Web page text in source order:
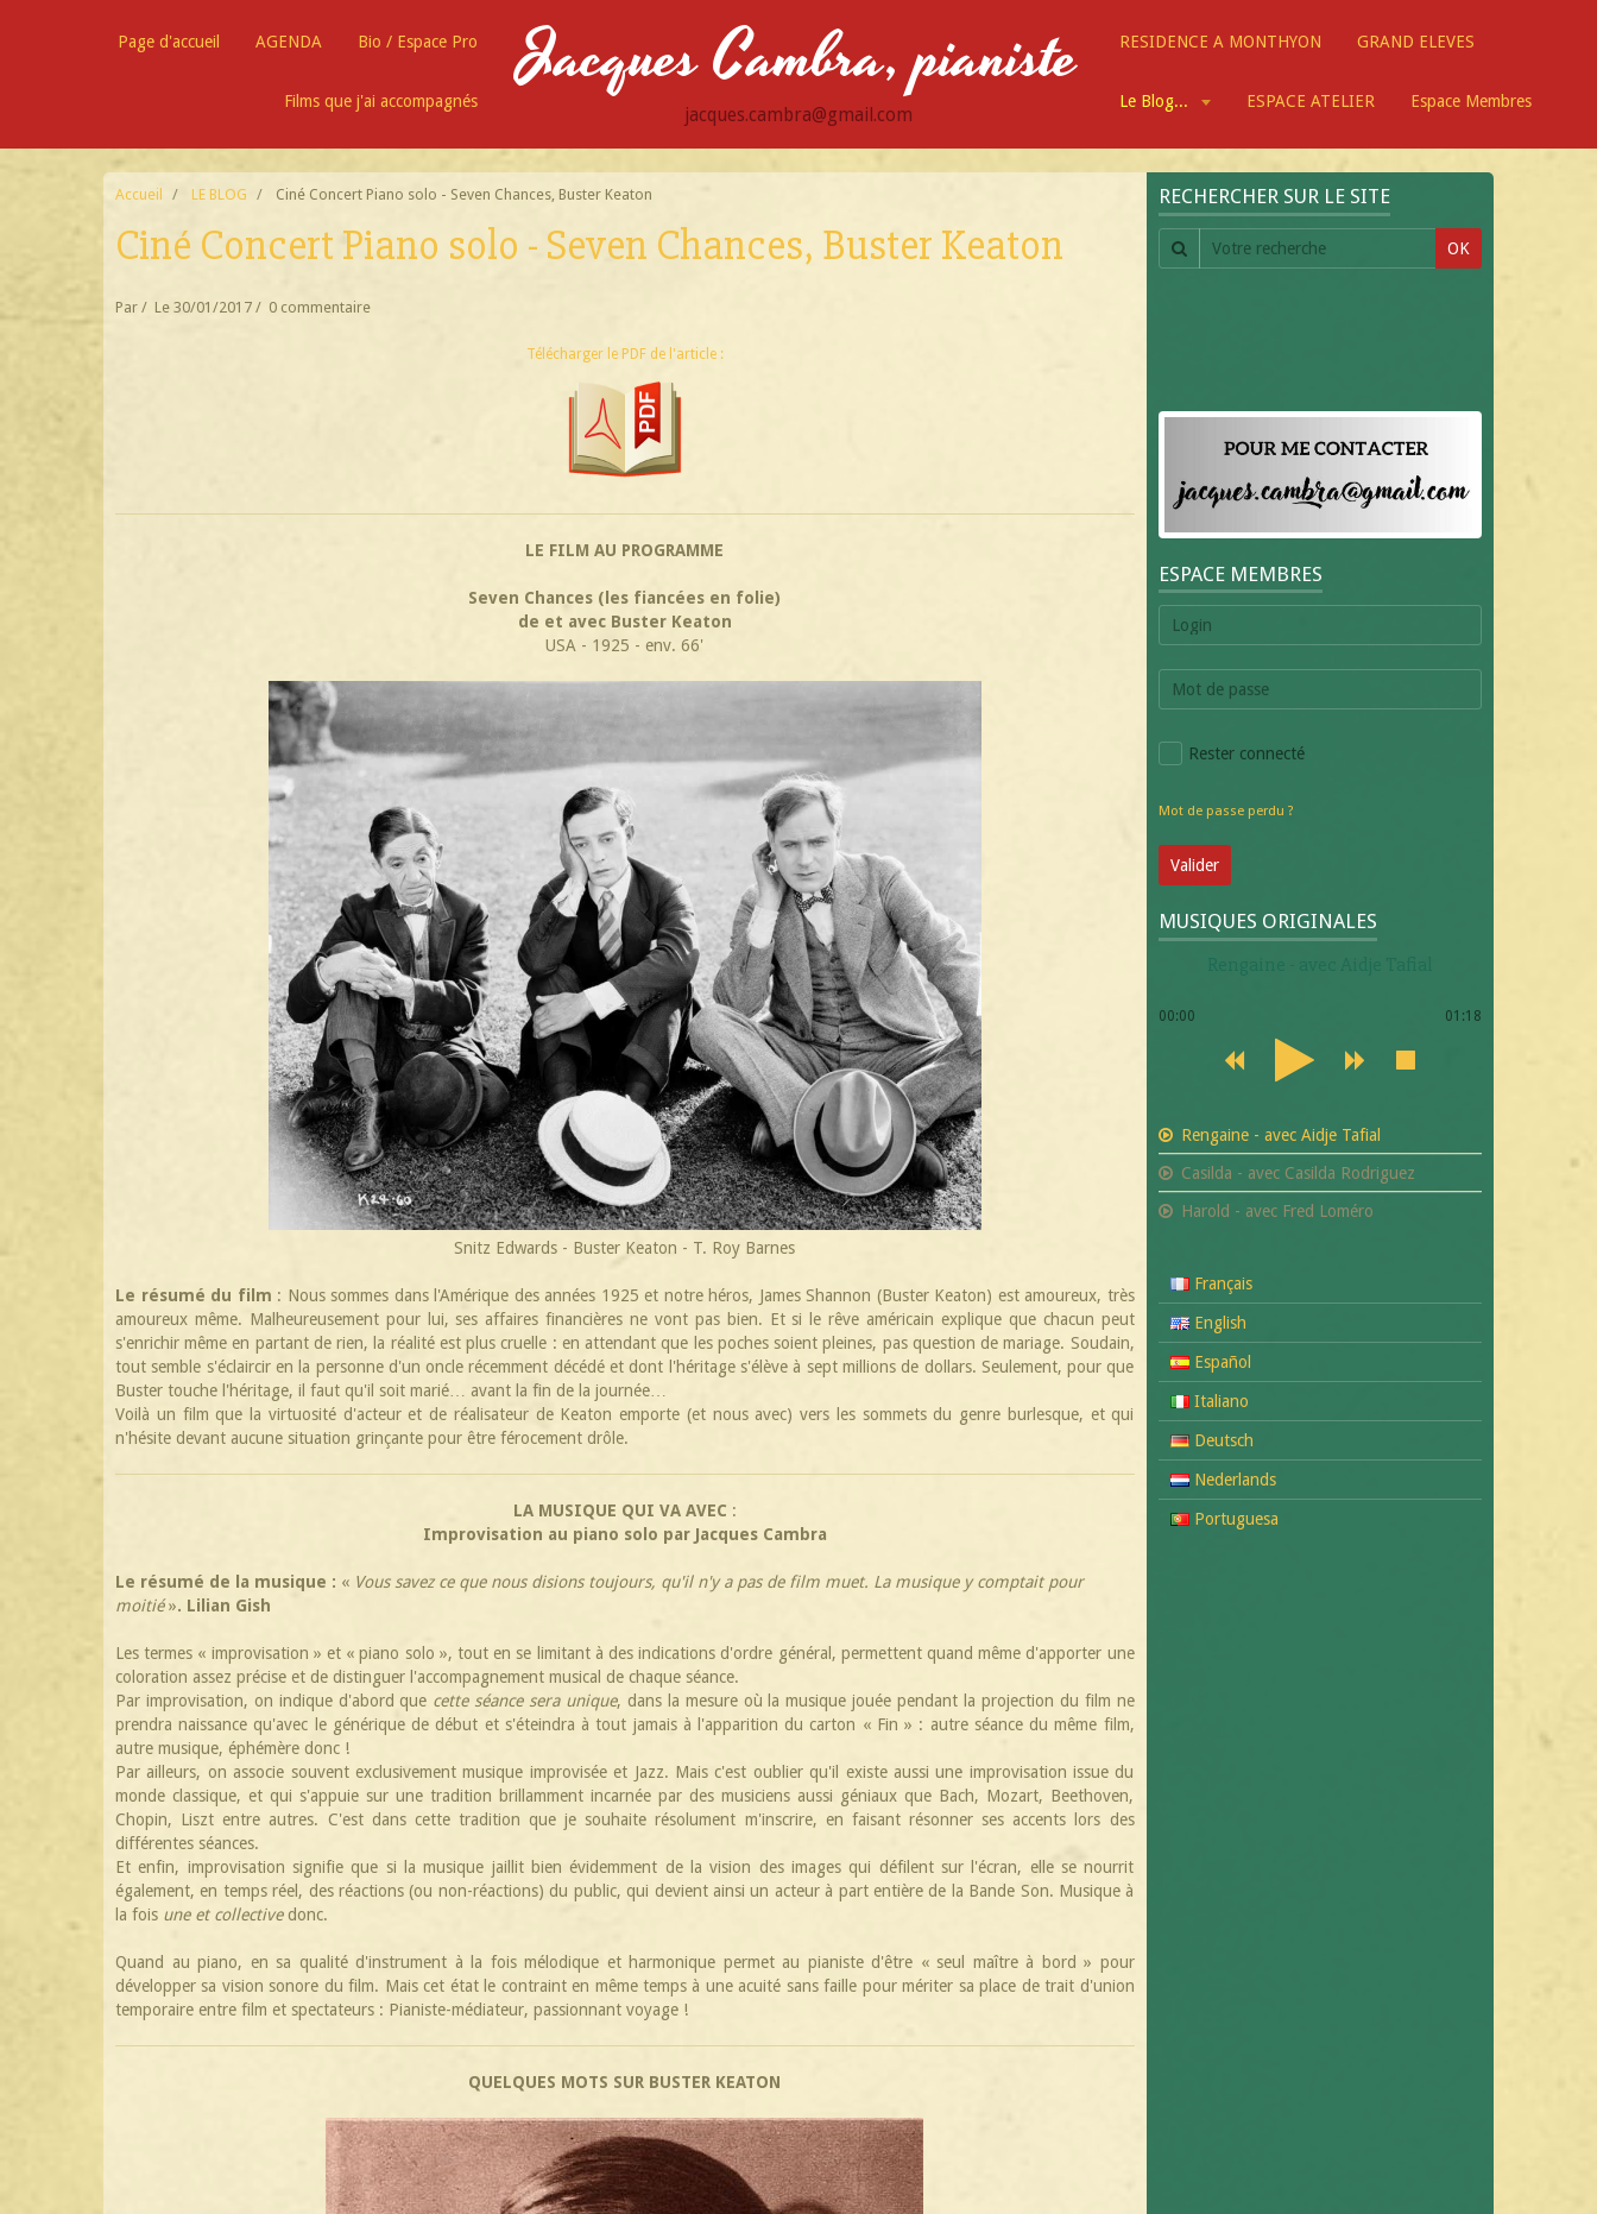
Page d'accueil AGENDA Bio / Espace Pro
Films que j'ai accompagnés Jacques Cambra, pianiste
jacques.cambra@gmail.com
RESIDENCE A MONTHYON GRAND ELEVES
Le Blog... ESPACE ATELIER Espace Membres
Accueil LE BLOG Ciné Concert Piano solo - Seven Chances, Buster Keaton
Ciné Concert Piano solo - Seven Chances, Buster Keaton
Par Le 30/01/2017 0 commentaire
Télécharger le PDF de l'article :
LE FILM AU PROGRAMME
Seven Chances (les fiancées en folie)
de et avec Buster Keaton
USA - 1925 - env. 66'
Snitz Edwards - Buster Keaton - T. Roy Barnes
Le résumé du film : Nous sommes dans l'Amérique des années 1925 et notre héros, James Shannon (Buster Keaton) est amoureux, très
amoureux même. Malheureusement pour lui, ses affaires financières ne vont pas bien. Et si le rêve américain explique que chacun peut
s'enrichir même en partant de rien, la réalité est plus cruelle : en attendant que les poches soient pleines, pas question de mariage. Soudain,
tout semble s'éclaircir en la personne d'un oncle récemment décédé et dont l'héritage s'élève à sept millions de dollars. Seulement, pour que
Buster touche l'héritage, il faut qu'il soit marié… avant la fin de la journée…
Voilà un film que la virtuosité d'acteur et de réalisateur de Keaton emporte (et nous avec) vers les sommets du genre burlesque, et qui
n'hésite devant aucune situation grinçante pour être férocement drôle.
LA MUSIQUE QUI VA AVEC :
Improvisation au piano solo par Jacques Cambra
Le résumé de la musique : « Vous savez ce que nous disions toujours, qu'il n'y a pas de film muet. La musique y comptait pour
moitié». Lilian Gish
Les termes « improvisation » et « piano solo », tout en se limitant à des indications d'ordre général, permettent quand même d'apporter une
coloration assez précise et de distinguer l'accompagnement musical de chaque séance.
Par improvisation, on indique d'abord que cette séance sera unique, dans la mesure où la musique jouée pendant la projection du film ne
prendra naissance qu'avec le générique de début et s'éteindra à tout jamais à l'apparition du carton « Fin » : autre séance du même film,
autre musique, éphémère donc !
Par ailleurs, on associe souvent exclusivement musique improvisée et Jazz. Mais c'est oublier qu'il existe aussi une improvisation issue du
monde classique, et qui s'appuie sur une tradition brillamment incarnée par des musiciens aussi géniaux que Bach, Mozart, Beethoven,
Chopin, Liszt entre autres. C'est dans cette tradition que je souhaite résolument m'inscrire, en faisant résonner ses accents lors des
différentes séances.
Et enfin, improvisation signifie que si la musique jaillit bien évidemment de la vision des images qui défilent sur l'écran, elle se nourrit
également, en temps réel, des réactions (ou non-réactions) du public, qui devient ainsi un acteur à part entière de la Bande Son. Musique à
la fois une et collectivedonc.
Quand au piano, en sa qualité d'instrument à la fois mélodique et harmonique permet au pianiste d'être « seul maître à bord » pour
développer sa vision sonore du film. Mais cet état le contraint en même temps à une acuité sans faille pour mériter sa place de trait d'union
temporaire entre film et spectateurs : Pianiste-médiateur, passionnant voyage !
QUELQUES MOTS SUR BUSTER KEATON
RECHERCHER SUR LE SITE
OK
ESPACE MEMBRES
Rester connecté
Mot de passe perdu ?
Valider
MUSIQUES ORIGINALES
00:00 01:18
Rengaine - avec Aidje Tafial
Casilda - avec Casilda Rodriguez
Harold - avec Fred Loméro
Français
English
Español
Italiano
Deutsch
Nederlands
Portuguesa